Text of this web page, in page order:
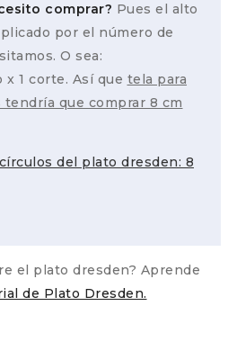
comprar? Pues el alto
por el número de
O sea:
x 1 corte. Así que tela para
tendría que comprar 8 cm
del plato dresden: 8
el plato dresden? Aprende
de Plato Dresden.